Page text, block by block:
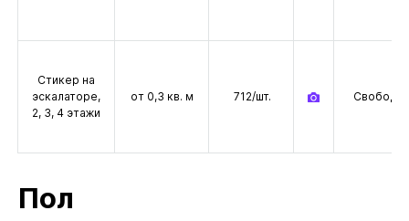
Стикер на
эскалаторе,
2, 3, 4 этажи
от 0,3 кв. м 712/шт.
Пол